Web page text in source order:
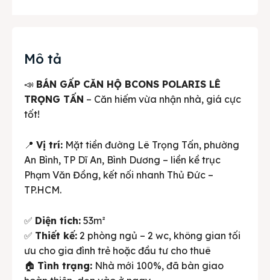
Mô tả
📣 BÁN GẤP CĂN HỘ BCONS POLARIS LÊ
TRỌNG TẤN – Căn hiếm vừa nhận nhà, giá cực
tốt!
📍 Vị trí: Mặt tiền đường Lê Trọng Tấn, phường
An Bình, TP Dĩ An, Bình Dương – liền kề trục
Phạm Văn Đồng, kết nối nhanh Thủ Đức –
TP.HCM.
✅ Diện tích: 53m²
✅ Thiết kế: 2 phòng ngủ – 2 wc, không gian tối
ưu cho gia đình trẻ hoặc đầu tư cho thuê
🏠 Tình trạng: Nhà mới 100%, đã bàn giao